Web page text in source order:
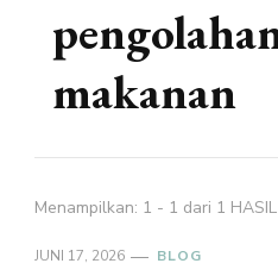
makanan
Menampilkan: 1 - 1 dari 1 HASIL
JUNI 17, 2026 BLOG